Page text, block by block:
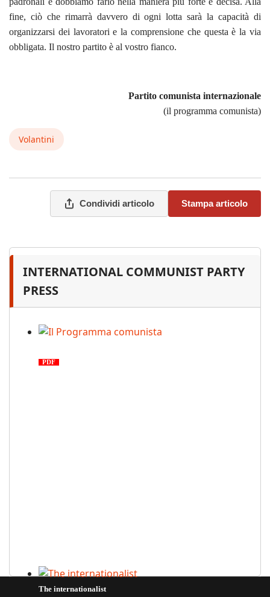
fine, ciò che rimarrà davvero di ogni lotta sarà la capacità di
organizzarsi dei lavoratori e la comprensione che questa è la via
obbligata. Il nostro partito è al vostro fianco.
Partito comunista internazionale
(il programma comunista)
Volantini
Condividi articolo Stampa articolo
INTERNATIONAL COMMUNIST PARTY
PRESS
PDF
The internationalist